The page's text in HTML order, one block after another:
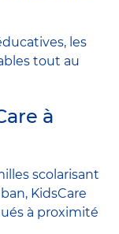
les
tout au
à
scolarisant
KidsCare
à proximité